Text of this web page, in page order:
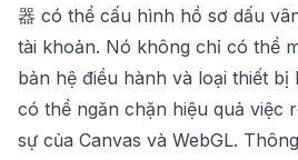
器 có thể cấu hình hồ sơ dấu
tài khoản. Nó không chỉ có thể
bản hệ điều hành và loại thiết bị
có thể ngăn chặn hiệu quả việc
sự của Canvas và WebGL.